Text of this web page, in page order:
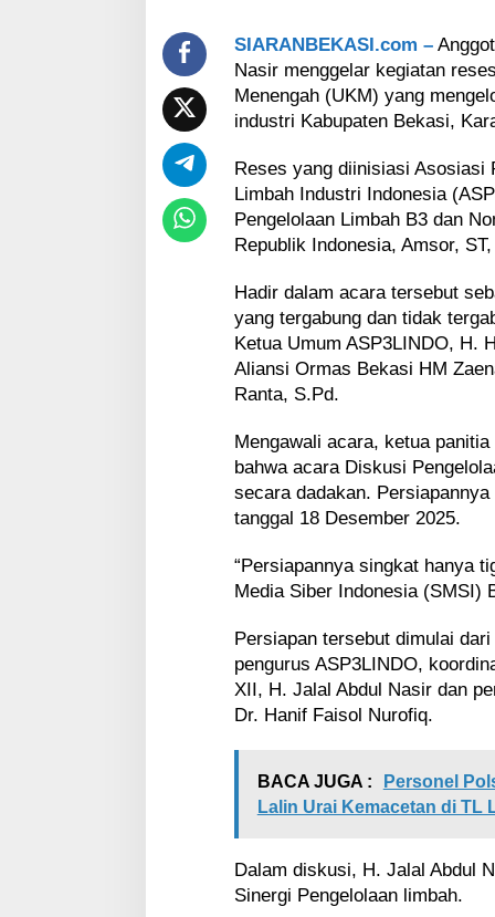
e
l
k
K
M
L
i
m
a
h
S
i
a
r
o
d
k
i
d
K
b
u
p
e
n
k
a
s
SIARANBEKASI.com –
Nasir menggelar kegiatan
Menengah (UKM) yang
industri Kabupaten Bekasi,
Reses yang diinisiasi Asosiasi
Limbah Industri Indonesia
Pengelolaan Limbah B3 dan
Republik Indonesia, Amsor,
Hadir dalam acara tersebut
yang tergabung dan tidak
Ketua Umum ASP3LINDO, H.
Aliansi Ormas Bekasi HM
Ranta, S.Pd.
Mengawali acara, ketua
bahwa acara Diskusi
secara dadakan.
tanggal 18 Desember 2025.
“Persiapannya singkat hanya
Media Siber Indonesia (SMSI)
Persiapan tersebut dimulai
pengurus ASP3LINDO,
XII, H. Jalal Abdul Nasir dan
Dr. Hanif Faisol Nurofiq.
BACA JUGA :
Personel
Lalin Urai Kemacetan di TL
Dalam diskusi, H. Jalal Abdul
Sinergi Pengelolaan limbah.